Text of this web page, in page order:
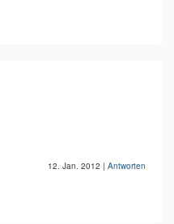
12. Jan. 2012 | Antworten